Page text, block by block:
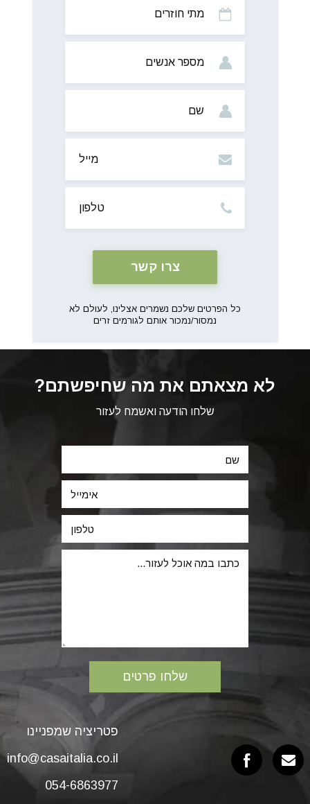
אנשים
כל הפרטים שלכם נשמרים אצלינו, לעולם לא
נמסור/נמכור אותם לגורמים זרים
לא מצאתם את מה שחיפשתם?
שלחו הודעה ואשמח לעזור
פטריציה שמפניינו
info@casaitalia.co.il
054-6863977